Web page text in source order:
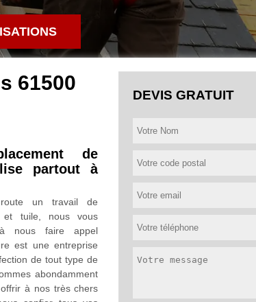
61500
de
partout à
un travail de
et tuile, nous vous
nous faire appel
est une entreprise
de tout type de
abondamment
à nos très chers
DEVIS GRATUIT